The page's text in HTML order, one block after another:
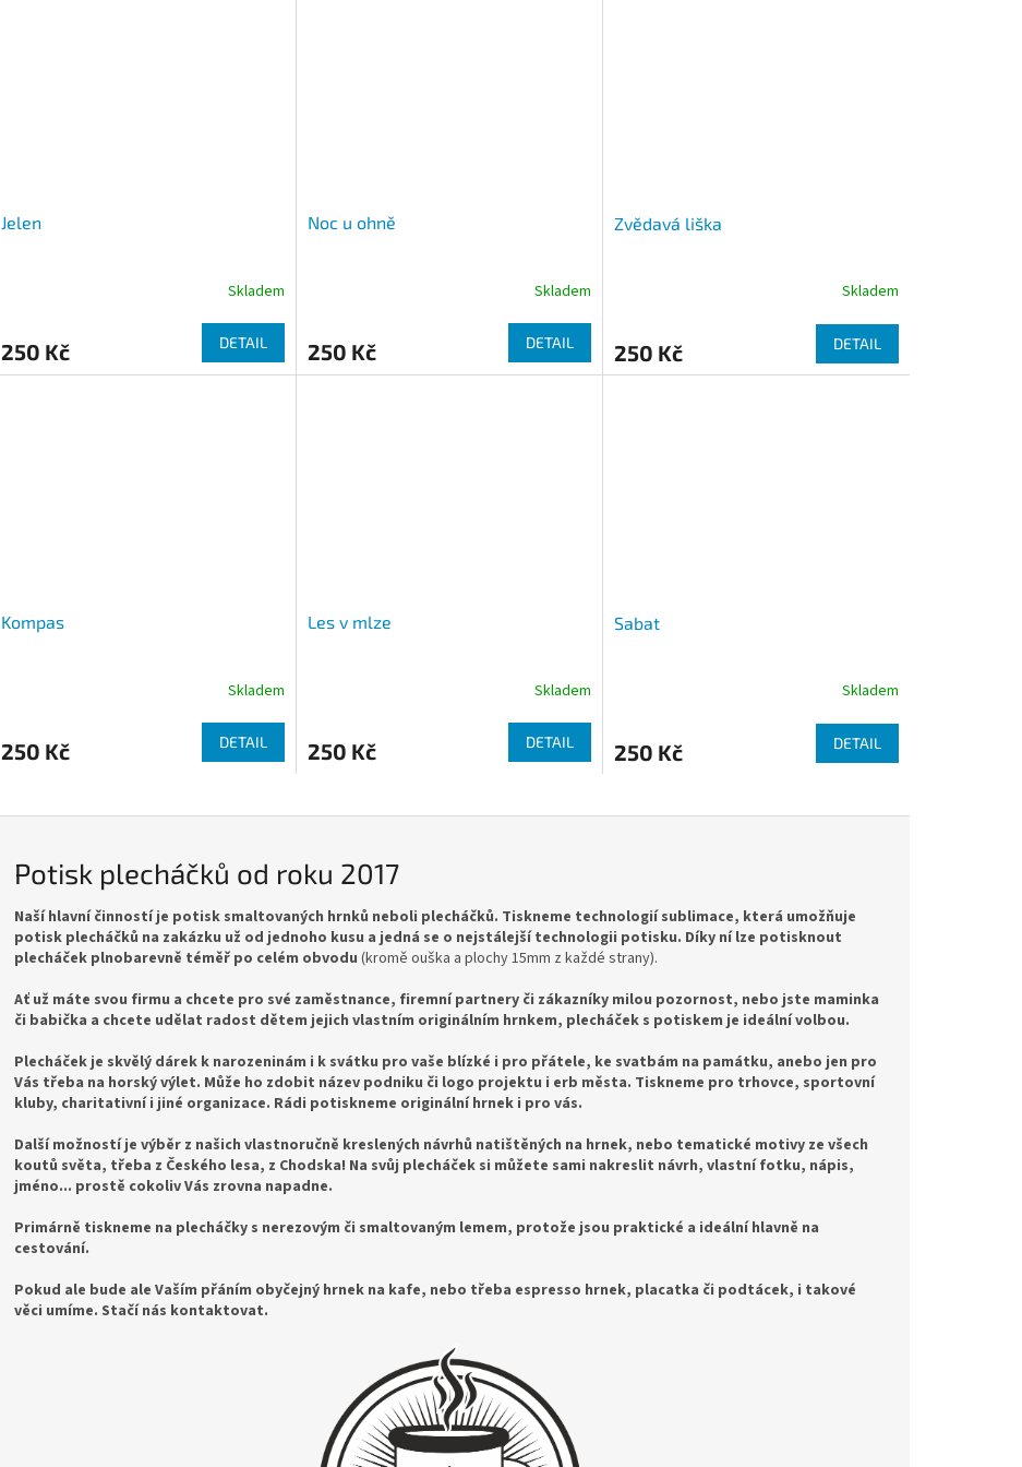
Jelen
Skladem
250 Kč DETAIL
Noc u ohně
Skladem
250 Kč DETAIL
Zvědavá liška
Skladem
250 Kč DETAIL
Kompas
Skladem
250 Kč DETAIL
Les v mlze
Skladem
250 Kč DETAIL
Sabat
Skladem
250 Kč DETAIL
Potisk plecháčků od roku 2017
Naší hlavní činností je potisk smaltovaných hrnků neboli plecháčků. Tiskneme technologií sublimace, která umožňuje
potisk plecháčků na zakázku už od jednoho kusu a jedná se o nejstálejší technologii potisku. Díky ní lze potisknout
plecháček plnobarevně téměř po celém obvodu (kromě ouška a plochy 15mm z každé strany).
Ať už máte svou firmu a chcete pro své zaměstnance, firemní partnery či zákazníky milou pozornost, nebo jste maminka
či babička a chcete udělat radost dětem jejich vlastním originálním hrnkem, plecháček s potiskem je ideální volbou.
Plecháček je skvělý dárek k narozeninám i k svátku pro vaše blízké i pro přátele, ke svatbám na památku, anebo jen pro
Vás třeba na horský výlet. Může ho zdobit název podniku či logo projektu i erb města. Tiskneme pro trhovce, sportovní
kluby, charitativní i jiné organizace. Rádi potiskneme originální hrnek i pro vás.
Další možností je výběr z našich vlastnoručně kreslených návrhů natištěných na hrnek, nebo tematické motivy ze všech
koutů světa, třeba z Českého lesa, z Chodska! Na svůj plecháček si můžete sami nakreslit návrh, vlastní fotku, nápis,
jméno... prostě cokoliv Vás zrovna napadne.
Primárně tiskneme na plecháčky s nerezovým či smaltovaným lemem, protože jsou praktické a ideální hlavně na
cestování.
Pokud ale bude ale Vaším přáním obyčejný hrnek na kafe, nebo třeba espresso hrnek, placatka či podtácek, i takové
věci umíme. Stačí nás kontaktovat.